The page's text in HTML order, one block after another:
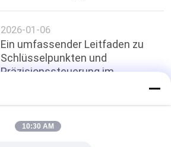
2026-01-06
Ein umfassender Leitfaden zu
Schlüsselpunkten und
Präzisionssteuerung im
oben
10:30 AM